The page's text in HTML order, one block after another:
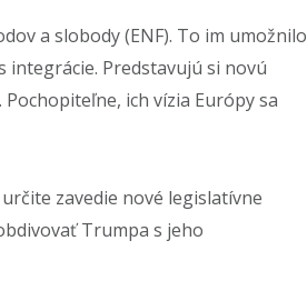
a slobody (ENF). To im umožnilo
Predstavujú si novú
ich vízia Európy sa
zavedie nové legislatívne
Trumpa s jeho